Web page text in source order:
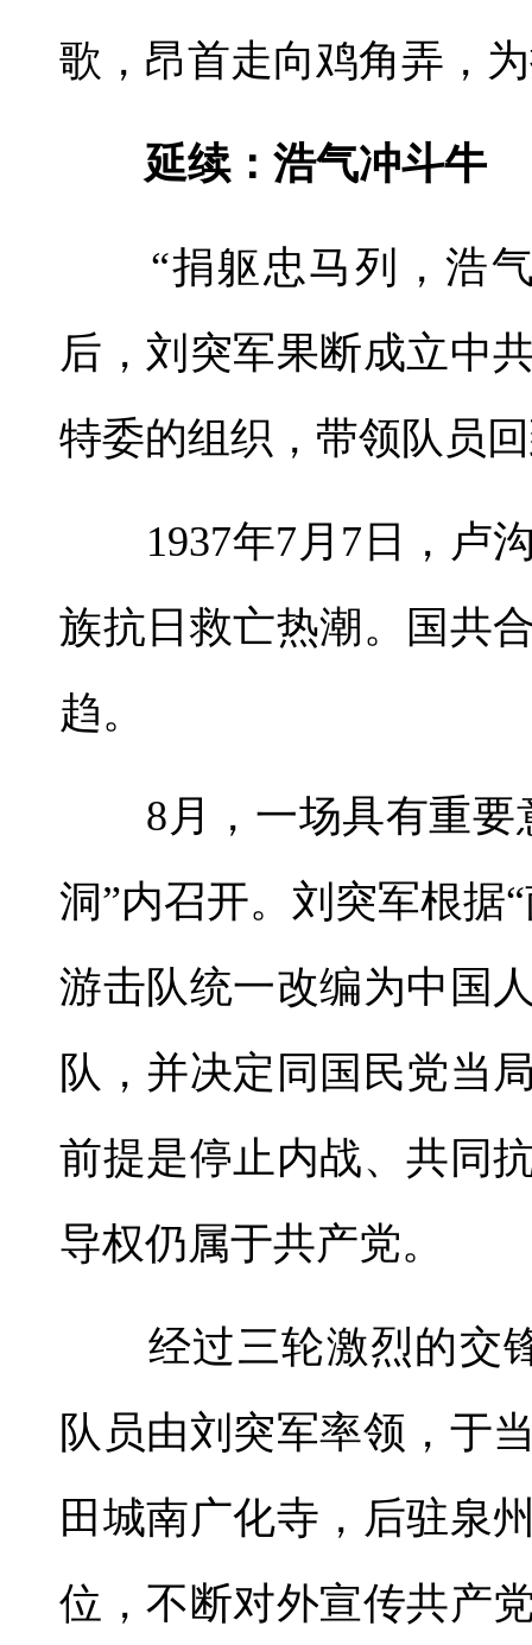
歌，昂首走向鸡角弄，
延续：浩气冲斗牛
“捐躯忠马列，浩气
后，刘突军果断成立中
特委的组织，带领队员
1937年7月7日，卢沟
族抗日救亡热潮。国共
趋。
8月，一场具有重要
洞”内召开。刘突军根据
游击队统一改编为中国
队，并决定同国民党当
前提是停止内战、共同
导权仍属于共产党。
经过三轮激烈的交锋
队员由刘突军率领，于
田城南广化寺，后驻泉
位，不断对外宣传共产